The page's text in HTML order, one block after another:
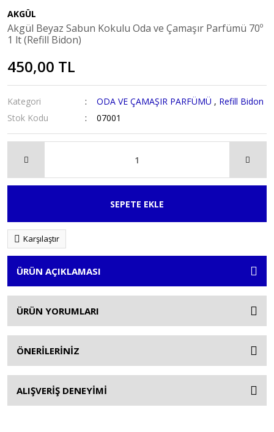
AKGÜL
Akgül Beyaz Sabun Kokulu Oda ve Çamaşır Parfümü 70º
1 lt (Refill Bidon)
450,00 TL
Kategori ODA VE ÇAMAŞIR PARFÜMÜ , Refill Bidon
Stok Kodu
07001
SEPETE EKLE
Karşılaştır
ÜRÜN AÇIKLAMASI
ÜRÜN YORUMLARI
ÖNERİLERİNİZ
ALIŞVERİŞ DENEYİMİ